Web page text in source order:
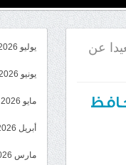
عن يوليو 2026
يونيو 2026
مايو 2026
أبريل 2026
مارس 2026